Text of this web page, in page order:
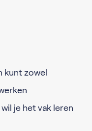
kunt zowel
je het vak leren